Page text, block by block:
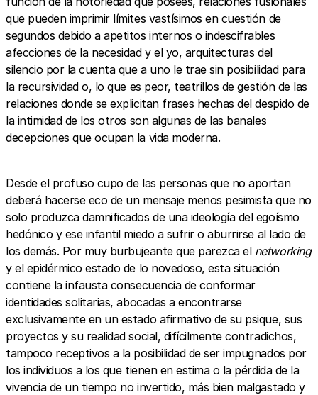
que pueden imprimir límites vastísimos en cuestión de
segundos debido a apetitos internos o indescifrables
afecciones de la necesidad y el yo, arquitecturas del
silencio por la cuenta que a uno le trae sin posibilidad para
la recursividad o, lo que es peor, teatrillos de gestión de las
relaciones donde se explicitan frases hechas del despido de
la intimidad de los otros son algunas de las banales
decepciones que ocupan la vida moderna.
Desde el profuso cupo de las personas que no aportan
deberá hacerse eco de un mensaje menos pesimista que no
solo produzca damnificados de una ideología del egoísmo
hedónico y ese infantil miedo a sufrir o aburrirse al lado de
los demás. Por muy burbujeante que parezca el networking
y el epidérmico estado de lo novedoso, esta situación
contiene la infausta consecuencia de conformar
identidades solitarias, abocadas a encontrarse
exclusivamente en un estado afirmativo de su psique, sus
proyectos y su realidad social, difícilmente contradichos,
tampoco receptivos a la posibilidad de ser impugnados por
los individuos a los que tienen en estima o la pérdida de la
vivencia de un tiempo no invertido, más bien malgastado y